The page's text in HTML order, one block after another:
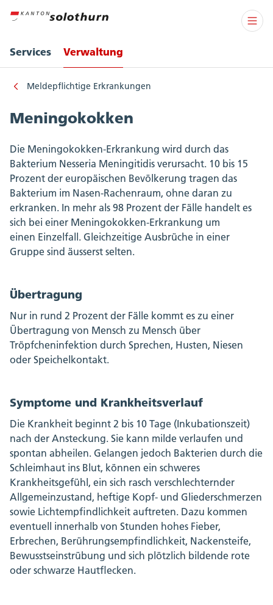
Services Verwaltung
Meldepflichtige Erkrankungen
Meningokokken
Die Meningokokken-Erkrankung wird durch das
Bakterium Nesseria Meningitidis verursacht. 10 bis 15
Prozent der europäischen Bevölkerung tragen das
Bakterium im Nasen-Rachenraum, ohne daran zu
erkranken. In mehr als 98 Prozent der Fälle handelt es
sich bei einer Meningokokken-Erkrankung um
einen Einzelfall. Gleichzeitige Ausbrüche in einer
Gruppe sind äusserst selten.
Übertragung
Nur in rund 2 Prozent der Fälle kommt es zu einer
Übertragung von Mensch zu Mensch über
Tröpfcheninfektion durch Sprechen, Husten, Niesen
oder Speichelkontakt.
Symptome und Krankheitsverlauf
Die Krankheit beginnt 2 bis 10 Tage (Inkubationszeit)
nach der Ansteckung. Sie kann milde verlaufen und
spontan abheilen. Gelangen jedoch Bakterien durch die
Schleimhaut ins Blut, können ein schweres
Krankheitsgefühl, ein sich rasch verschlechternder
Allgemeinzustand, heftige Kopf- und Gliederschmerzen
sowie Lichtempfindlichkeit auftreten. Dazu kommen
eventuell innerhalb von Stunden hohes Fieber,
Erbrechen, Berührungsempfindlichkeit, Nackensteife,
Bewusstseinstrübung und sich plötzlich bildende rote
oder schwarze Hautflecken.